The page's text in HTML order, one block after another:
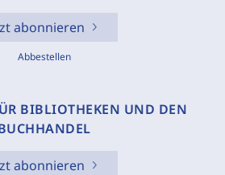
abonnieren
Abbestellen
BIBLIOTHEKEN UND DEN
abonnieren